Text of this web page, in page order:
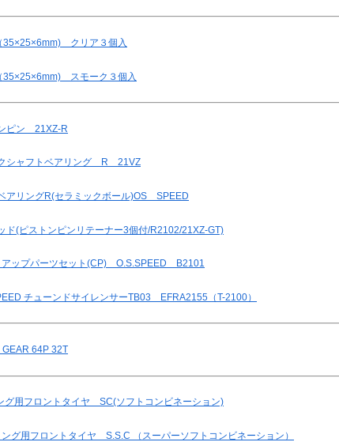
クリア３個入
スモーク３個入
ピン 21XZ-R
シャフトベアリング R 21VZ
リングR(セラミックボール)OS SPEED
(ピストンピンリテーナー3個付/R2102/21XZ-GT)
ップパーツセット(CP) O.S.SPEED B2101
チューンドサイレンサーTB03 EFRA2155（T-2100）
64P 32T
用フロントタイヤ SC(ソフトコンビネーション)
用フロントタイヤ S.S.C （スーパーソフトコンビネーション）